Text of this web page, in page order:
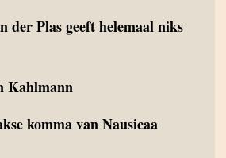
der Plas geeft helemaal niks
Kahlmann
komma van Nausicaa